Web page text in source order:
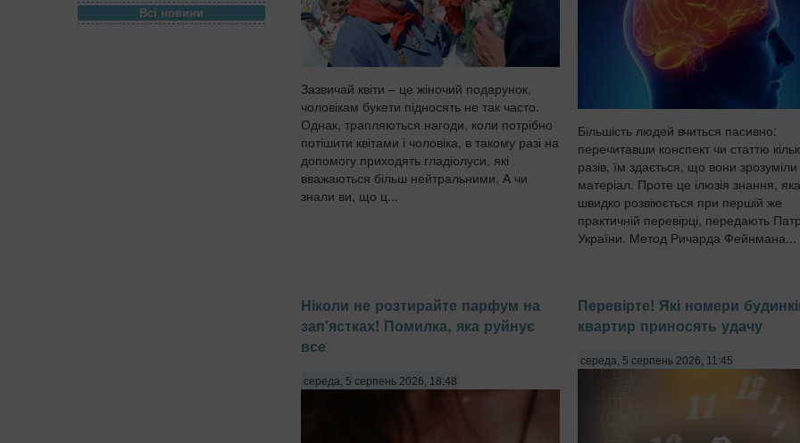
Всі новини
Зазвичай квіти – це жіночий подарунок,
чоловікам букети підносять не так часто.
Однак, трапляються нагоди, коли потрібно
потішити квітами і чоловіка, в такому разі на
допомогу приходять гладіолуси, які
вважаються більш нейтральними. А чи
знали ви, що ц...
Більшість людей вчиться пасивно:
перечитавши конспект чи статтю
разів, їм здається, що вони зрозуміли
матеріал. Проте це ілюзія знання, яка
швидко розвіюється при першій же
практичній перевірці, передають
України. Метод Ричарда Фейнмана...
Ніколи не розтирайте парфум на
зап'ястках! Помилка, яка руйнує
все
середа, 5 серпень 2026, 18:48
Перевірте! Які номери
квартир приносять удачу
середа, 5 серпень 2026, 11:45